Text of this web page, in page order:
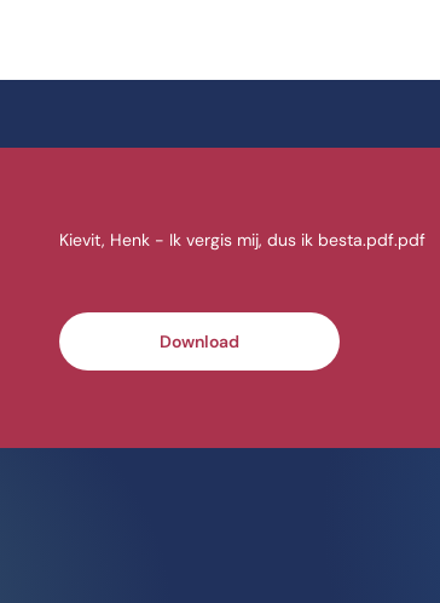
Kievit, Henk - Ik vergis mij, dus ik besta.pdf.pdf
Download